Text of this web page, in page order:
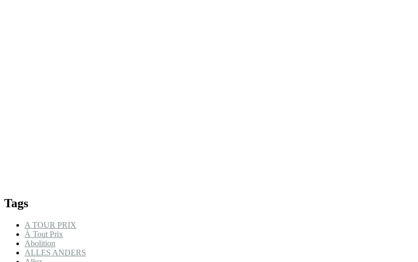
Tags
A TOUR PRIX
À Tout Prix
Abolition
ALLES ANDERS